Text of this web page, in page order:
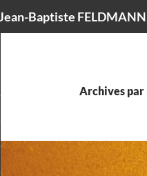
Baptiste
Archives par